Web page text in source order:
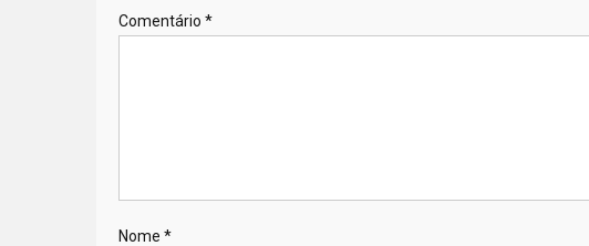
Comentário *
Nome *